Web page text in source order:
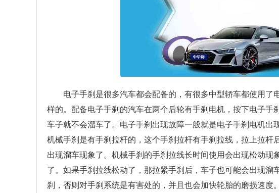
电子手刹是很多汽车都会配备的，有很多中型轿车都使用了
样的。配备电子手刹的汽车在两个后轮有手刹电机，按下电子手
车子就不会溜车了。电子手刹出现故障一般就是电子手刹电机出
机械手刹是有手刹拉杆的，这个手刹拉杆有手刹拉线，拉上拉杆
出现溜车现象了。机械手刹的手刹拉线长时间使用会出现松动现
了。如果手刹拉线松动了，那拉紧手刹后，车子也可能会出现溜
刹，否则对手刹系统是有害处的，并且也会加快轮胎的磨损速